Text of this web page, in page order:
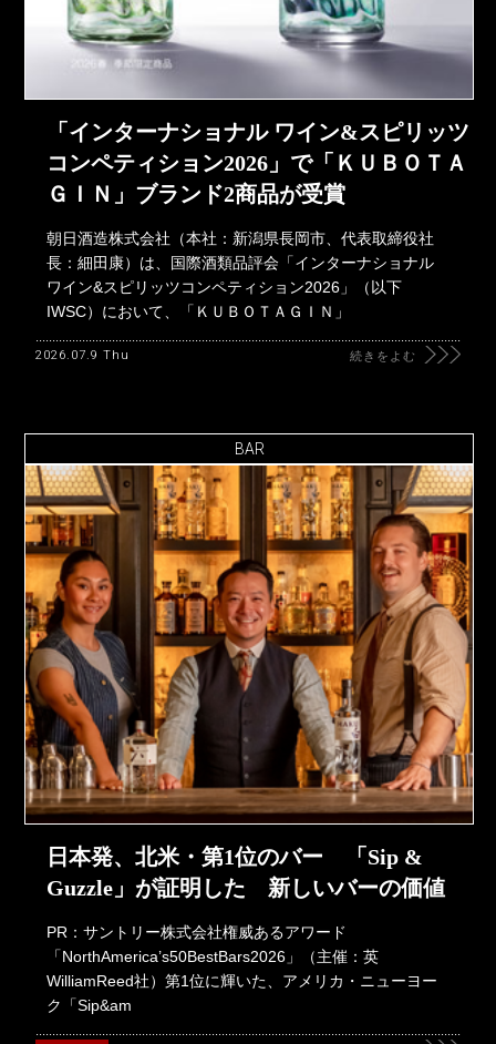
「インターナショナル ワイン&スピリッツ
コンペティション2026」で「ＫＵＢＯＴＡ
ＧＩＮ」ブランド2商品が受賞
朝日酒造株式会社（本社：新潟県長岡市、代表取締役社
長：細田康）は、国際酒類品評会「インターナショナル
ワイン&スピリッツコンペティション2026」（以下
IWSC）において、「ＫＵＢＯＴＡＧＩＮ」
2026.07.9 Thu 続きをよむ
BAR
日本発、北米・第1位のバー 「Sip &
Guzzle」が証明した 新しいバーの価値
PR：サントリー株式会社権威あるアワード
「NorthAmerica’s50BestBars2026」（主催：英
WilliamReed社）第1位に輝いた、アメリカ・ニューヨー
ク「Sip&am